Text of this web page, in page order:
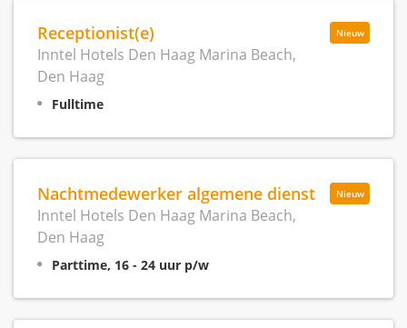
Nieuw
Receptionist(e)
Inntel Hotels Den Haag Marina Beach,
Den Haag
Fulltime
Nieuw
Nachtmedewerker algemene dienst
Inntel Hotels Den Haag Marina Beach,
Den Haag
Parttime, 16 - 24 uur p/w